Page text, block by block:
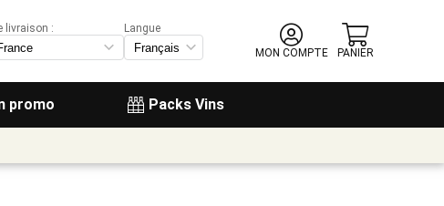
promo Packs Vins
livraison :
Langue
MON COMPTE
PANIER